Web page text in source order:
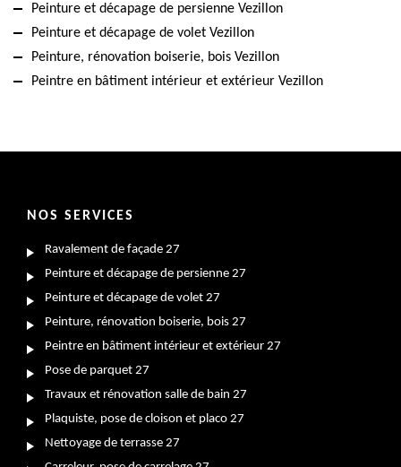
Peinture et décapage de persienne Vezillon
Peinture et décapage de volet Vezillon
Peinture, rénovation boiserie, bois Vezillon
Peintre en bâtiment intérieur et extérieur Vezillon
NOS SERVICES
Ravalement de façade 27
Peinture et décapage de persienne 27
Peinture et décapage de volet 27
Peinture, rénovation boiserie, bois 27
Peintre en bâtiment intérieur et extérieur 27
Pose de parquet 27
Travaux et rénovation salle de bain 27
Plaquiste, pose de cloison et placo 27
Nettoyage de terrasse 27